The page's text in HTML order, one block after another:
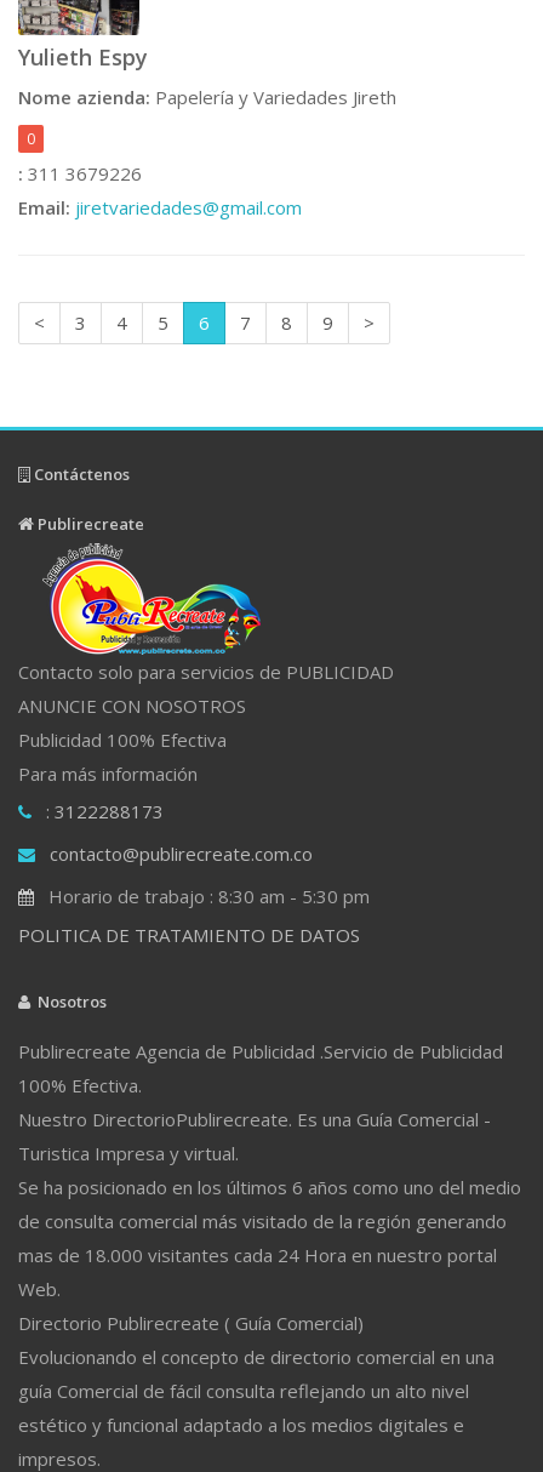
Yulieth Espy
Nome azienda: Papelería y Variedades Jireth
0
: 311 3679226
Email: jiretvariedades@gmail.com
< 3 4 5 6 7 8 9 >
Contáctenos
Publirecreate
Contacto solo para servicios de PUBLICIDAD
ANUNCIE CON NOSOTROS
Publicidad 100% Efectiva
Para más información
: 3122288173
contacto@publirecreate.com.co
Horario de trabajo : 8:30 am - 5:30 pm
POLITICA DE TRATAMIENTO DE DATOS
Nosotros
Publirecreate Agencia de Publicidad .Servicio de Publicidad
100% Efectiva.
Nuestro DirectorioPublirecreate. Es una Guía Comercial -
Turistica Impresa y virtual.
Se ha posicionado en los últimos 6 años como uno del medio
de consulta comercial más visitado de la región generando
mas de 18.000 visitantes cada 24 Hora en nuestro portal
Web.
Directorio Publirecreate ( Guía Comercial)
Evolucionando el concepto de directorio comercial en una
guía Comercial de fácil consulta reflejando un alto nivel
estético y funcional adaptado a los medios digitales e
impresos.